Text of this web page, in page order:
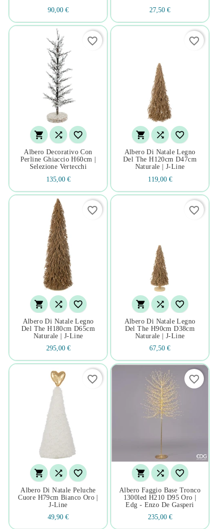
90,00 €
27,50 €
  
Albero Decorativo Con
Perline Ghiaccio H60cm |
Selezione Vertecchi
135,00 €
favorite_border
  
Albero Di Natale Legno
Del The H120cm D47cm
Naturale | J-Line
119,00 €
favorite_border
  
Albero Di Natale Legno
Del The H180cm D65cm
Naturale | J-Line
295,00 €
favorite_border
  
Albero Di Natale Legno
Del The H90cm D38cm
Naturale | J-Line
67,50 €
favorite_border
  
Albero Di Natale Peluche
Cuore H79cm Bianco Oro |
J-Line
49,90 €
favorite_border
  
Albero Faggio Base Tronco
1300led H210 D95 Oro |
Edg - Enzo De Gasperi
235,00 €
favorite_border